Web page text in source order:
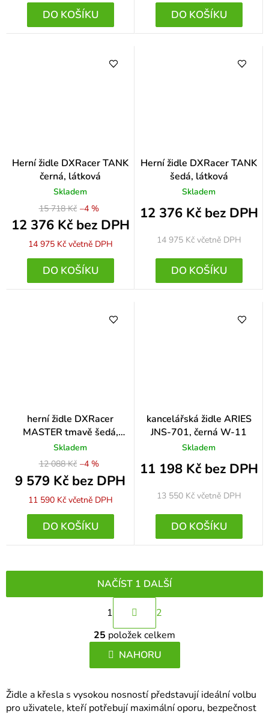
DO KOŠÍKU DO KOŠÍKU
Herní židle DXRacer TANK
černá, látková
Skladem
15 718 Kč
12 376 Kč bez DPH
14 975 Kč včetně DPH
–4 %
DO KOŠÍKU
Herní židle DXRacer TANK
šedá, látková
Skladem
12 376 Kč bez DPH
14 975 Kč včetně DPH
DO KOŠÍKU
herní židle DXRacer
MASTER tmavě šedá,
látková
Skladem
12 088 Kč
9 579 Kč bez DPH
11 590 Kč včetně DPH
–4 %
DO KOŠÍKU
kancelářská židle ARIES
JNS-701, černá W-11
Skladem
11 198 Kč bez DPH
13 550 Kč včetně DPH
DO KOŠÍKU
O
v
l
á
a
NAČÍST 1 DALŠÍ
S
t
r
á
n
o
v
1
2
25 položek celkem
NAHORU
Židle a křesla s vysokou nosností představují ideální volbu
pro uživatele, kteří potřebují maximální oporu, bezpečnost